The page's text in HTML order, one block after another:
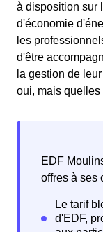
à disposition sur
d'économie
les
d'être
la gestion de
oui, mais quelles
EDF
offres à ses